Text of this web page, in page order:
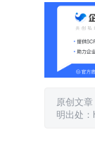
原创文
明出处